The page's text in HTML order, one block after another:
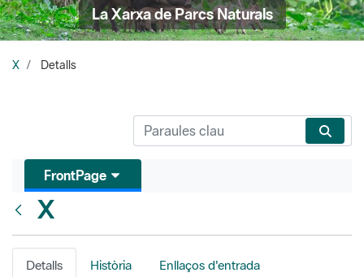
La Xarxa de Parcs Naturals
X Detalls
FrontPage
X
Detalls Història Enllaços d'entrada